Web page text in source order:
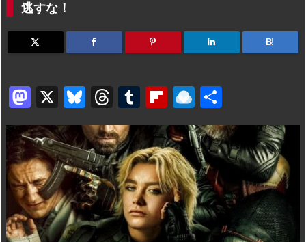
逃すな！
B!
M
a
st
o
d
o
n
X
Bl
u
e
s
k
y
T
hr
e
a
d
s
T
u
m
bl
r
Fl
ip
b
o
ar
d
R
ai
n
dr
o
p.
io
有